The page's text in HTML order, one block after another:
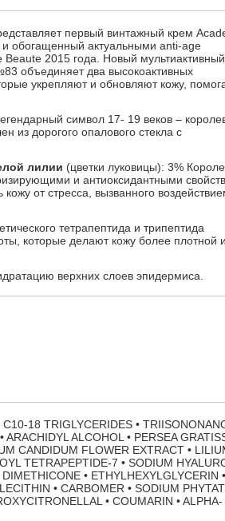
первый винтажный крем
обогащенный актуальными anti-age
2015 года. Новый мультиактивный
объединяет два высокоактивных
укрепляют и обновляют кожу,
символ 17- 19 веков –
из дорогого опалового стекла с
лилии (цветки луковицы): 3%
и антиоксидантными
от стресса, вызванного
тетрапептида и трипептида
которые делают кожу более плотной и
верхних слоев эпидермиса.
18 TRIGLYCERIDES •
ALCOHOL • PERSEA
CANDIDUM FLOWER EXTRACT •
TETRAPEPTIDE-7 • SODIUM
• ETHYLHEXYLGLYCERIN •
• CARBOMER • SODIUM
• COUMARIN • ALPHA-